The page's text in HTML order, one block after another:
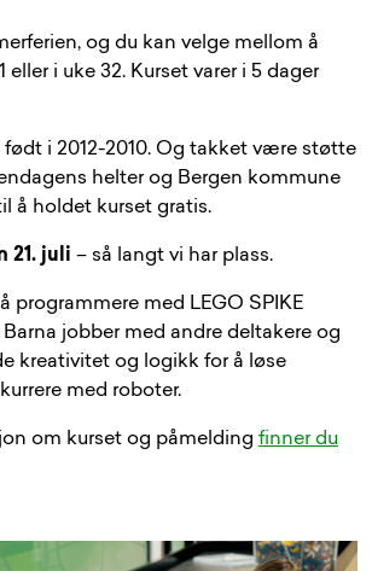
og du kan velge mellom å
eller i uke 32. Kurset varer i 5 dager
født i 2012-2010. Og takket være støtte
helter og Bergen kommune
å holdet kurset gratis.
21. juli – så langt vi har plass.
programmere med LEGO SPIKE
jobber med andre deltakere og
kreativitet og logikk for å løse
med roboter.
om kurset og påmelding finner du